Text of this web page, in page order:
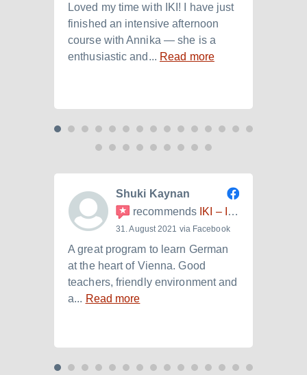
Loved my time with IKI! I have just
finished an intensive afternoon
course with Annika — she is a
enthusiastic and... Read more
Shuki Kaynan
recommends IKI – Internationales Kulturinstitut
31. August 2021 via Facebook
A great program to learn German
at the heart of Vienna. Good
teachers, friendly environment and
a... Read more